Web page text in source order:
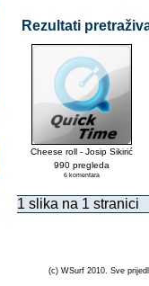
Rezultati
Cheese roll - Josip Sikirić
990 pregleda
6 komentara
1 slika na 1 stranici
(c) WSurf 2010. Sve